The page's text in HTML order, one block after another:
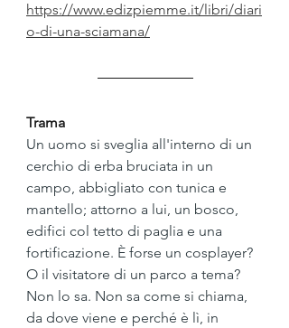
https://www.edizpiemme.it/libri/diari
o-di-una-sciamana/
Trama
Un uomo si sveglia all'interno di un
cerchio di erba bruciata in un
campo, abbigliato con tunica e
mantello; attorno a lui, un bosco,
edifici col tetto di paglia e una
fortificazione. È forse un cosplayer?
O il visitatore di un parco a tema?
Non lo sa. Non sa come si chiama,
da dove viene e perché è lì, in